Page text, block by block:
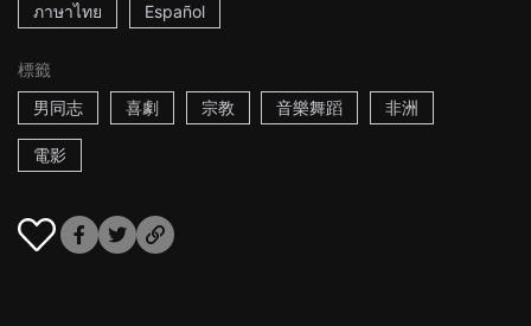
ภาษาไทย Español
標籤
男同志
喜劇 宗教 音樂舞蹈 非洲
電影